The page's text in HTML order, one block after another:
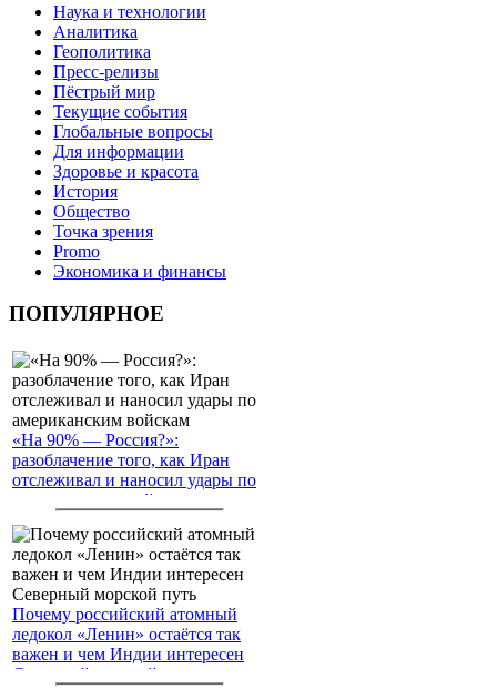
Наука и технологии
Аналитика
Геополитика
Пресс-релизы
Пёстрый мир
Текущие события
Глобальные вопросы
Для информации
Здоровье и красота
История
Общество
Точка зрения
Promo
Экономика и финансы
ПОПУЛЯРНОЕ
«На 90% — Россия?»:
разоблачение того, как Иран
отслеживал и наносил удары по
американским войскам
Почему российский атомный
ледокол «Ленин» остаётся так
важен и чем Индии интересен
Северный морской путь